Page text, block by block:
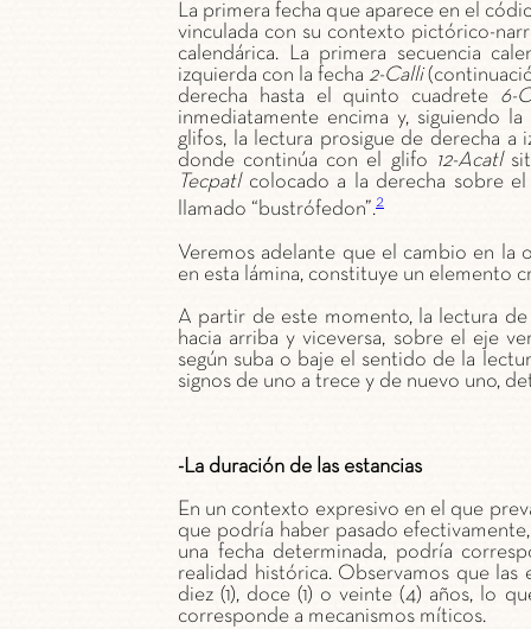
La primera fecha que aparece en el
vinculada con su contexto pictórico-
calendárica. La primera secuencia
izquierda con la fecha2-Calli
derecha hasta el quinto cuadrete 6-
inmediatamente encima y, siguiendo
glifos, la lectura prosigue de derecha
donde continúa con el glifo 12-Acatl
Tecpatlcolocado a la derecha sobre
llamado “bustrófedon”.2
Veremos adelante que el cambio en la
en esta lámina, constituye un elemento
A partir de este momento, la lectura
hacia arriba y viceversa, sobre el eje
según suba o baje el sentido de la
signos de uno a trece y de nuevo uno,
-La duración de las estancias
En un contexto expresivo en el que
que podría haber pasado
una fecha determinada, podría
realidad histórica. Observamos que las
diez (1), doce (1) o veinte (4) años, lo
corresponde a mecanismos míticos.